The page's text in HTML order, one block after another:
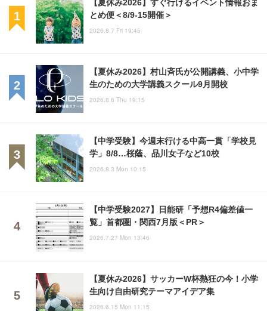
【夏休み2026】すぐ行けるイベント情報おま
とめ便＜8/9-15開催＞
2026.8.7 Fri 19:45
【夏休み2026】村山斉氏が公開講義、小中学
生のための大学講義スクール9月開校
2026.8.6 Thu 19:15
【中学受験】今週末行ける中高一貫「学校見
学」8/8…桜蔭、品川女子など10校
2026.8.3 Mon 10:15
【中学受験2027】日能研「予想R4偏差値一
覧」首都圏・関西7月版＜PR＞
2026.7.27 Mon 13:46
【夏休み2026】サッカーW杯熱狂の今！小学
生向け自由研究テーマアイデア集
2026.6.15 Mon 11:15